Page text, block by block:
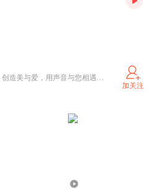
通过话筒，传递心声，创造美与爱，用声音与您相遇！一位爱讲故事的姑娘。
加关注